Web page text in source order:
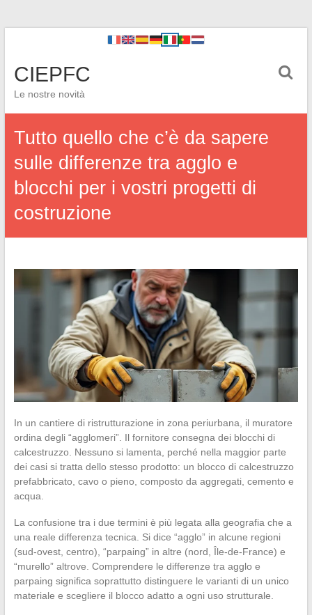
CIEPFC
Le nostre novità
Tutto quello che c’è da sapere
sulle differenze tra agglo e
blocchi per i vostri progetti di
costruzione
In un cantiere di ristrutturazione in zona periurbana, il muratore
ordina degli “agglomeri”. Il fornitore consegna dei blocchi di
calcestruzzo. Nessuno si lamenta, perché nella maggior parte
dei casi si tratta dello stesso prodotto: un blocco di calcestruzzo
prefabbricato, cavo o pieno, composto da aggregati, cemento e
acqua.
La confusione tra i due termini è più legata alla geografia che a
una reale differenza tecnica. Si dice “agglo” in alcune regioni
(sud-ovest, centro), “parpaing” in altre (nord, Île-de-France) e
“murello” altrove. Comprendere le differenze tra agglo e
parpaing significa soprattutto distinguere le varianti di un unico
materiale e scegliere il blocco adatto a ogni uso strutturale.